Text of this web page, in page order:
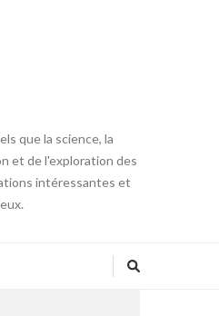
que la science, la
et de l'exploration des
intéressantes et